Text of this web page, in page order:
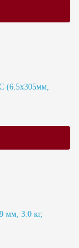
(6.5х305мм,
мм, 3.0 кг,